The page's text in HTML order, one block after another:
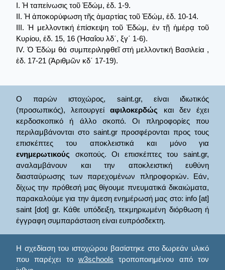
I. Ἡ ταπείνωσις τοῦ Ἐδώμ, ἐδ. 1-9.
II. Ἡ ἀποκορύφωση τῆς ἁμαρτίας τοῦ Ἐδώμ, ἐδ. 10-14.
III. Ἡ μελλοντική ἐπίσκεψη τοῦ Ἐδώμ, ἐν τῇ ἡμέρᾳ τοῦ
Κυρίου, ἐδ. 15, 16 (Ἠσαΐου λδ΄, ξγ΄ 1-6).
IV. Ὁ Ἐδώμ θά συμπεριληφθεῖ στή μελλοντική Βασιλεία ,
ἐδ. 17-21 (Ἀριθμῶν κδ΄ 17-19).
Ο παρών ιστοχώρος, saint.gr, είναι ιδιωτικός
(προσωπικός), λειτουργείαφιλοκερδώς και δεν έχει
κερδοσκοπικό ή άλλο σκοπό. Οι πληροφορίες που
περιλαμβάνονται στο saint.gr προσφέρονται προς τους
επισκέπτες του αποκλειστικά και μόνο για
ενημερωτικούς σκοπούς. Οι επισκέπτες του saint.gr,
αναλαμβάνουν και την αποκλειστική ευθύνη
διασταύρωσης των παρεχομένων πληροφοριών. Εάν,
δίχως την πρόθεσή μας θίγουμε πνευματικά δικαιώματα,
παρακαλούμε για την άμεση ενημέρωσή μας στο: info [at]
saint [dot] gr. Κάθε υπόδειξη, τεκμηριωμένη διόρθωση ή
έγγραφη συμπαράσταση είναι ευπρόσδεκτη.
Η σχεδίαση του ιστοχώρου βασίστηκε στο δωρεάν υλικό
που παρέχει το w3schools τροποποιημένου από τον